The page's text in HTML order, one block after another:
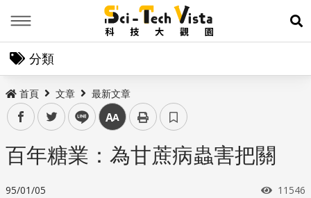
展
分類
首頁 文章 最新文章
facebooktwitter line 中
百年糖業：為甘蔗病蟲害把關
95/01/05 瀏覽次
11546